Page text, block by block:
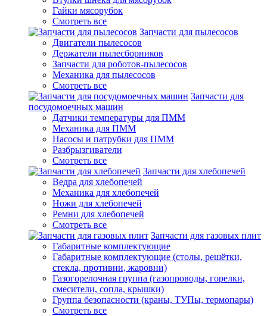
Гайки мясорубок
Смотреть все
Запчасти для пылесосов
Двигатели пылесосов
Держатели пылесборников
Запчасти для роботов-пылесосов
Механика для пылесосов
Смотреть все
Запчасти для
посудомоечных машин
Датчики температуры для ПММ
Механика для ПММ
Насосы и патрубки для ПММ
Разбрызгиватели
Смотреть все
Запчасти для хлебопечей
Ведра для хлебопечей
Механика для хлебопечей
Ножи для хлебопечей
Ремни для хлебопечей
Смотреть все
Запчасти для газовых плит
Габаритные комплектующие
Габаритные комплектующие (столы, решётки,
стекла, противни, жаровни)
Газогорелочная группа (газопроводы, горелки,
смесители, сопла, крышки)
Группа безопасности (краны, ТУПы, термопары)
Смотреть все